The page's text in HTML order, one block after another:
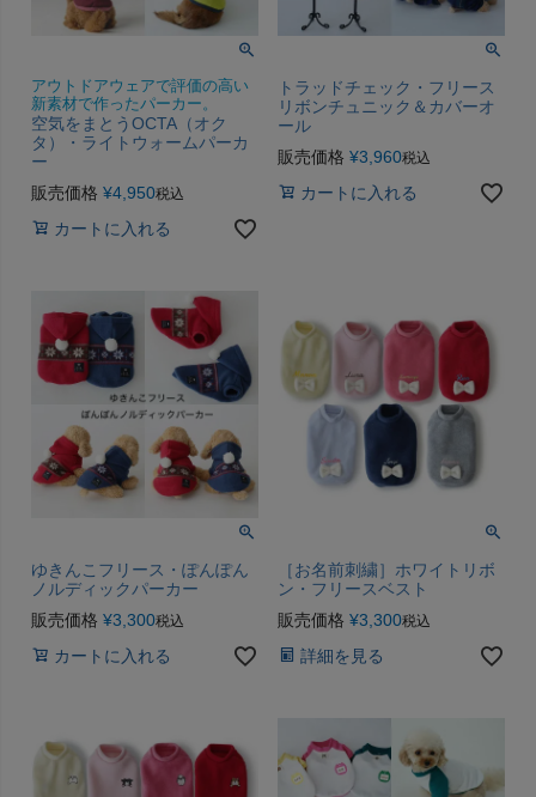
アウトドアウェアで評価の高い
新素材で作ったパーカー。
空気をまとうOCTA（オク
タ）・ライトウォームパーカ
ー
販売価格 ¥4,950税込
カートに入れる
トラッドチェック・フリース
リボンチュニック＆カバーオ
ール
販売価格 ¥3,960税込
カートに入れる
ゆきんこフリース・ぽんぽん
ノルディックパーカー
販売価格 ¥3,300税込
カートに入れる
［お名前刺繍］ホワイトリボ
ン・フリースベスト
販売価格 ¥3,300税込
詳細を見る